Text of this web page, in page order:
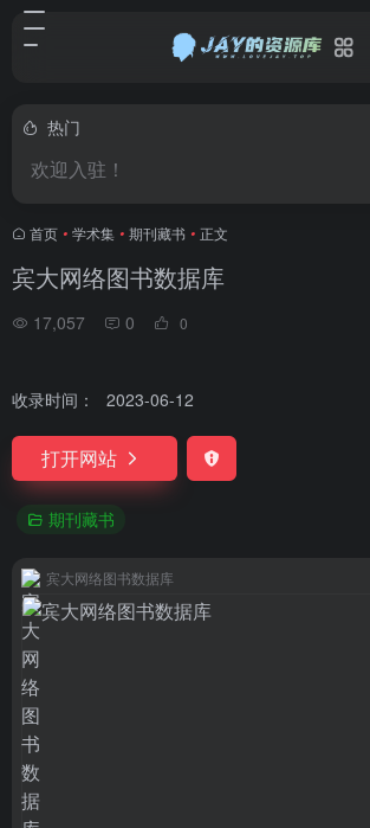
热门
欢迎入驻！
首页 • 学术集 • 期刊藏书 • 正文
宾大网络图书数据库
17,057 0 0
收录时间： 2023-06-12
打开网站
期刊藏书
宾大网络图书数据库